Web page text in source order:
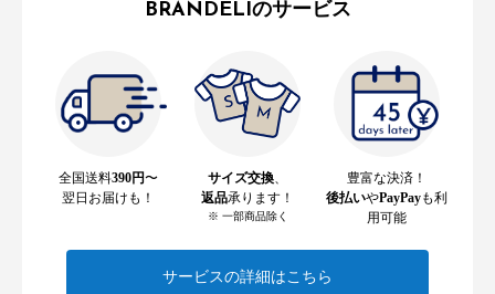
BRANDELIのサービス
全国送料390円〜
翌日お届けも！
サイズ交換
返品承ります！
※ 一部商品除く
豊富な決済！
後払いやPayPayも利
用可能
サービスの詳細はこちら